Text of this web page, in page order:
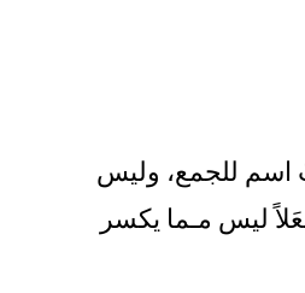
اسم للجمع، وليس
ليس مـما يكسر